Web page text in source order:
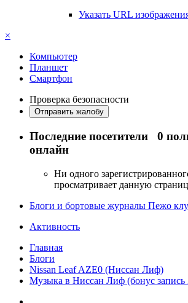
Указать URL
×
Компьютер
Планшет
Смартфон
Проверка безопасности
Отправить жалобу
Последние посетители 0
онлайн
Ни одного
просматривает данную
Блоги и бортовые журналы Пежо
Активность
Главная
Блоги
Nissan Leaf AZE0 (Ниссан Лиф)
Музыка в Ниссан Лиф (бонус запись